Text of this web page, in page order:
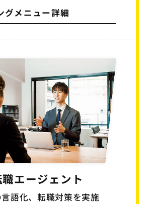
グメニュー詳細
エージェント
語化、転職対策を実施